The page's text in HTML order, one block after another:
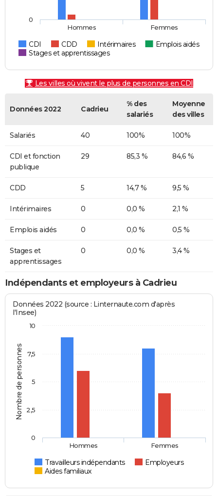
CDI CDD Intérimaires
Emplois aidés
Stages et apprentissages
Hommes Femmes
0
Les villes où vivent le plus de personnes en CDI
Données 2022 Cadrieu
% des
salariés
Moyenne
des villes
Salariés 40 100% 100%
CDI et fonction
publique
29 85,3 % 84,6 %
CDD 5 14,7 % 9,5 %
Intérimaires 0 0,0 % 2,1 %
Emplois aidés 0 0,0 % 0,5 %
Stages et
apprentissages
0 0,0 % 3,4 %
Indépendants et employeurs à Cadrieu
Nombre de personnes
Données 2022 (source : Linternaute.com d'après
l'Insee)
Travailleurs indépendants
Employeurs
Aides familiaux
Hommes Femmes
0
2,5
5
7,5
10